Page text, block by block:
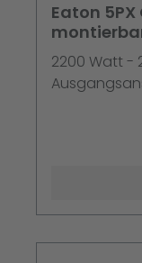
Eaton 5PX
2200 Watt -